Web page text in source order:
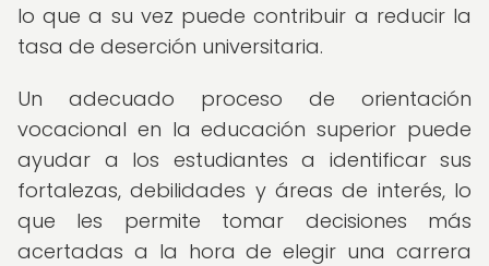
lo que a su vez puede contribuir a reducir la
tasa de deserción universitaria.
Un adecuado proceso de orientación
vocacional en la educación superior puede
ayudar a los estudiantes a identificar sus
fortalezas, debilidades y áreas de interés, lo
que les permite tomar decisiones más
acertadas a la hora de elegir una carrera